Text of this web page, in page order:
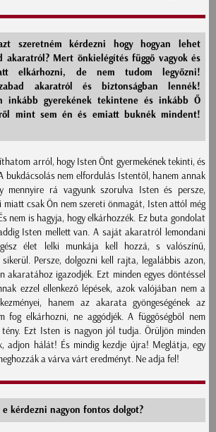
szeretném kérdezni hogy hogyan lehet
akaratról? Mert önkielégítés függő vagyok és
elkárhozni, de nem tudom legyőzni!
akaratról és biztonságban lennék!
inkább gyerekének tekintene és inkább Ő
mint sem én és emiatt buknék mindent!
arról, hogy Isten Önt gyermekének tekinti, és
bukdácsolás nem elfordulás Istentől, hanem annak
mennyire rá vagyunk szorulva Isten és persze,
miatt csak Ön nem szereti önmagát, Isten attól még
nem is hagyja, hogy elkárhozzék. Ez buta gondolat
Isten mellett van. A saját akaratról lemondani
élet lelki munkája kell hozzá, s valószínű,
Persze, dolgozni kell rajta, legalábbis azon,
akaratához igazodjék. Ezt minden egyes döntéssel
ezzel ellenkező lépések, azok valójában nem a
hanem az akarata gyöngeségének az
fog elkárhozni, ne aggódjék. A függőségből nem
tény. Ezt Isten is nagyon jól tudja. Örüljön minden
adjon hálát! És mindig kezdje újra! Meglátja, egy
a várva várt eredményt. Ne adja fel!
kérdezni nagyon fontos dolgot?